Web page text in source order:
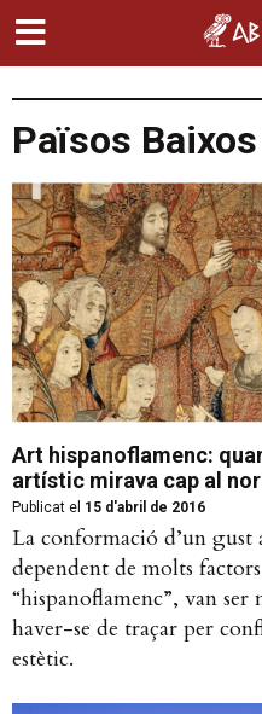
Països Baixos
Art hispanoflamenc:
artístic mirava cap al
Publicat el 15 d'abril de 2016
La conformació d’un gust
dependent de molts
“hispanoflamenc”, van
haver-se de traçar per
estètic.